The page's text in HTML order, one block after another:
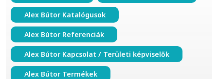
Alex Bútor Katalógusok
Alex Bútor Referenciák
Alex Bútor Kapcsolat / Területi képviselők
Alex Bútor Termékek